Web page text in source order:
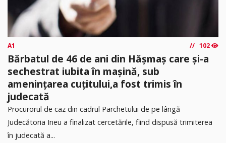
A1 102
Bărbatul de 46 de ani din Hășmaș care și-a
sechestrat iubita în mașină, sub
amenințarea cuțitului,a fost trimis în
judecată
Procurorul de caz din cadrul Parchetului de pe lângă
Judecătoria Ineu a finalizat cercetările, fiind dispusă trimiterea
în judecată a...